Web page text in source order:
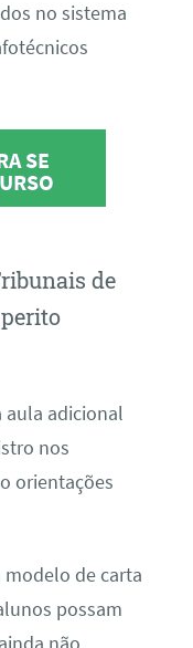
no sistema
SE
de
aula adicional
nos
orientações
de carta
possam